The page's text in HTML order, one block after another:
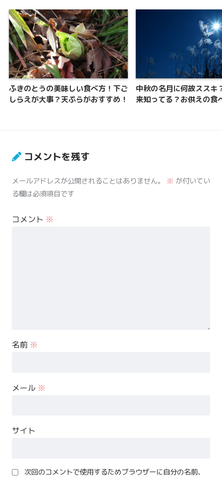
ふきのとうの美味しい食べ方！下ご
しらえが大事？天ぷらがおすすめ！
中秋の名月に何故ススキ
来知ってる？お供えの食
コメントを残す
メールアドレスが公開されることはありません。 ※ が付いてい
る欄は必須項目です
コメント ※
名前 ※
メール ※
サイト
次回のコメントで使用するためブラウザーに自分の名前、